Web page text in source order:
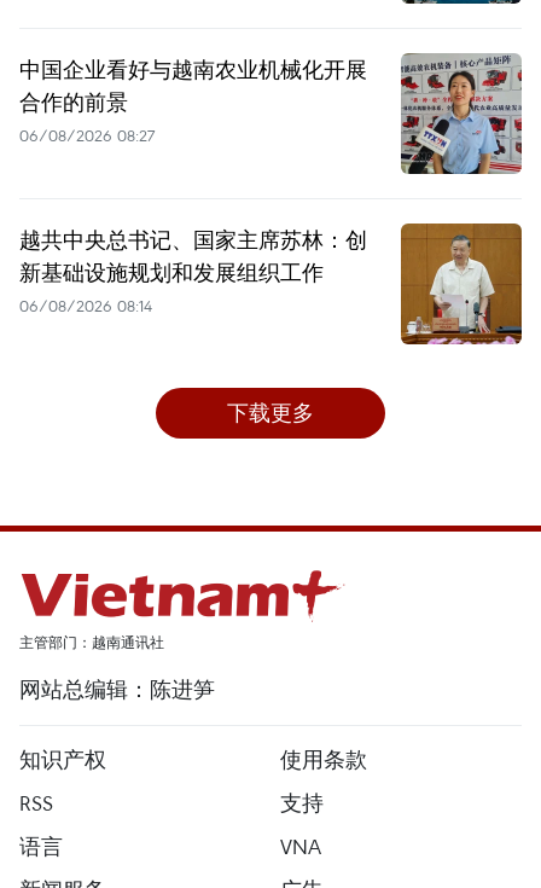
中国企业看好与越南农业机械化开展
合作的前景
06/08/2026 08:27
越共中央总书记、国家主席苏林：创
新基础设施规划和发展组织工作
06/08/2026 08:14
下载更多
主管部门：越南通讯社
网站总编辑：陈进笋
知识产权
使用条款
RSS
支持
语言
VNA